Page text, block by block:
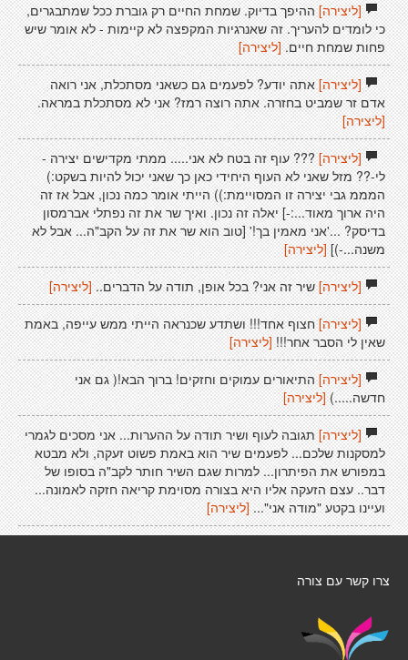
[ליצירה]ההיפך בדיוק. שמחת החיים רק גוברת ככל שמתבגרים,
כי לומדים להעריך. זה שאנרגיות המקפצה לא קיימות - לא אומר שיש
פחות שמחת חיים. [ליצירה]
[ליצירה]אתה יודע? לפעמים גם כשאני מסתכלת, אני רואה
אדם זר שמביט בחזרה. אתה רוצה רמז? אני לא מסתכלת במראה.
[ליצירה]
[ליצירה]??? עוף זה בטח לא אני..... ממתי מקדישים יצירה -
לי-?? מזל שאני לא העוף היחידי כאן כך שאני יכול להיות בשקט:)
המממ גבי יצירה זו המסויימת:)) הייתי אומר כמה נכון, אבל אז זה
היה ארוך מאוד...:-] יאלה זה נכון. ואיך שר את זה נפתלי אברמסון
בדיסק? ...'אני מאמין בך!' [טוב הוא שר את זה על הקב"ה... אבל לא
משנה...-)] [ליצירה]
[ליצירה]שיר זה אני? בכל אופן, תודה על הדברים.. [ליצירה]
[ליצירה]חצוף אחד!!! ושתדע שכנראה הייתי ממש עייפה, באמת
שאין לי הסבר אחר!!! [ליצירה]
[ליצירה]התיאורים עמוקים וחזקים! ברוך הבא!( גם אני
חדשה.....) [ליצירה]
[ליצירה]תגובה לעוף ושיר תודה על ההערות... אני מסכים לגמרי
למסקנות שלכם... לפעמים שיר הוא באמת פשוט זעקה, ולא מבטא
במפורש את הפיתרון... למרות שגם השיר חותר לקב"ה בסופו של
דבר.. עצם הזעקה אליו היא בצורה מסוימת קריאה חזקה לאמונה...
ועיינו בקטע "מודה אני"...[ליצירה]
צרו קשר עם צורה